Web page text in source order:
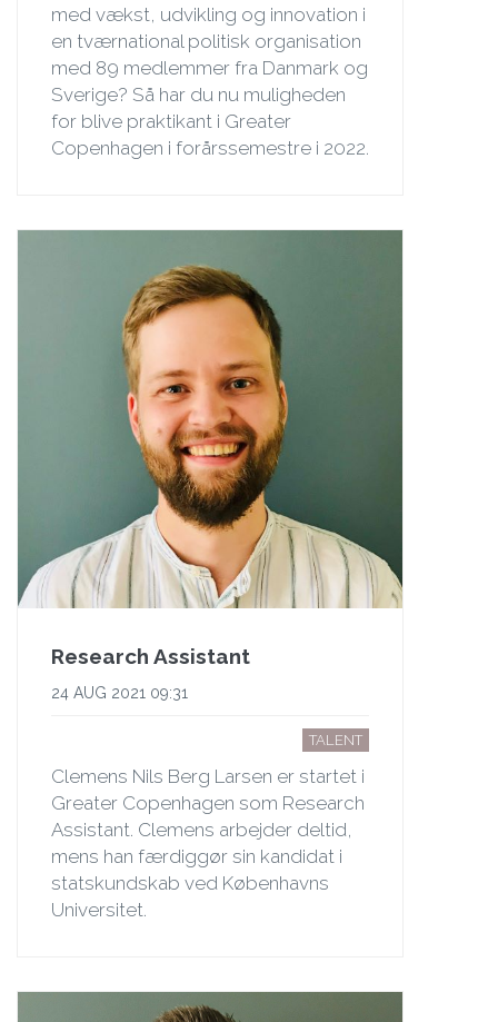
med vækst, udvikling og innovation i
en tværnational politisk organisation
med 89 medlemmer fra Danmark og
Sverige? Så har du nu muligheden
for blive praktikant i Greater
Copenhagen i forårssemestre i 2022.
Research Assistant
24 AUG 2021 09:31
TALENT
Clemens Nils Berg Larsen er startet i
Greater Copenhagen som Research
Assistant. Clemens arbejder deltid,
mens han færdiggør sin kandidat i
statskundskab ved Københavns
Universitet.